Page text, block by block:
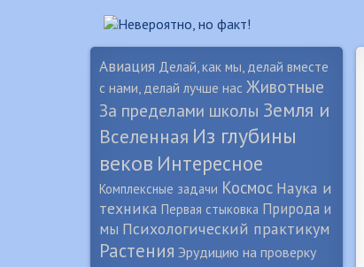
Авиация Делай, как мы, делай вместе
с нами, делай лучше нас Животные
За пределами школы Земля и
Вселенная Из глубины
веков Интересное
Комплексные задачи Космос Наука и
техника Первая стыковка Природа и
мы Психологический практикум
Растения Эрудицию на проверку